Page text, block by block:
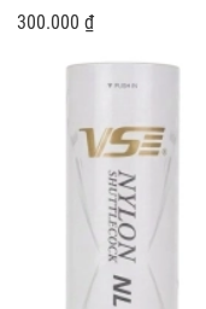
300.000 ₫